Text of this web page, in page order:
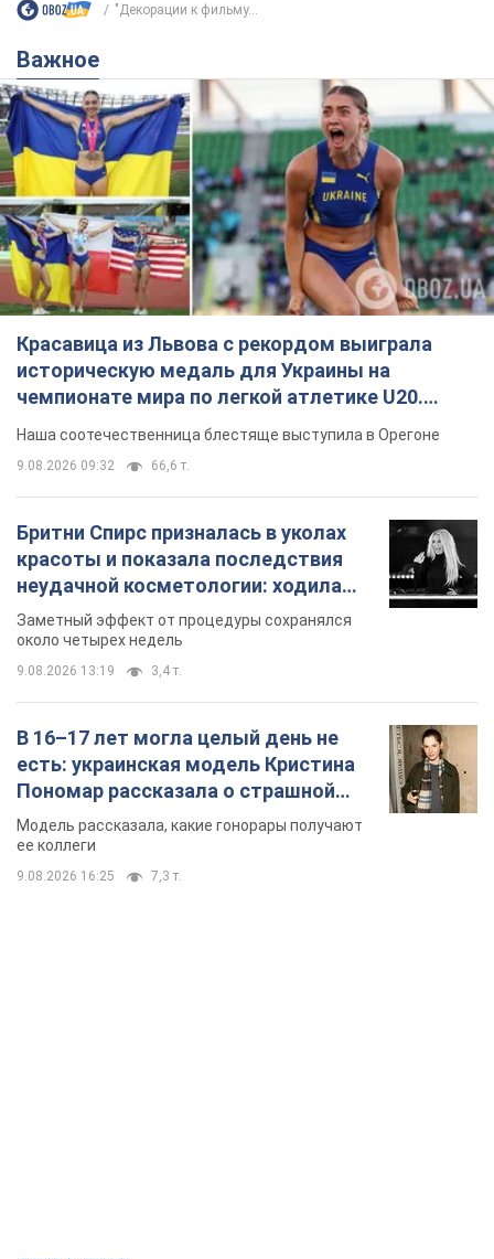
"Декорации к фильму...
Важное
Красавица из Львова с рекордом выиграла
историческую медаль для Украины на
чемпионате мира по легкой атлетике U20.
Видео
Наша соотечественница блестяще выступила в Орегоне
9.08.2026 09:32 66,6 т.
Бритни Спирс призналась в уколах
красоты и показала последствия
неудачной косметологии: ходила
так почти месяц
Заметный эффект от процедуры сохранялся
около четырех недель
9.08.2026 13:19 3,4 т.
В 16–17 лет могла целый день не
есть: украинская модель Кристина
Пономар рассказала о страшной
стороне модельной карьеры
Модель рассказала, какие гонорары получают
ее коллеги
9.08.2026 16:25 7,3 т.